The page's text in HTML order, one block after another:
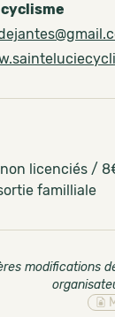
licenciés /
familliale
modifications